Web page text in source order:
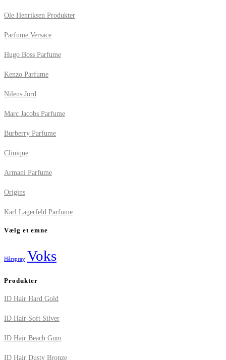
Ole Henriksen Produkter
Parfume Versace
Hugo Boss Parfume
Kenzo Parfume
Nilens Jord
Marc Jacobs Parfume
Burberry Parfume
Clinique
Armani Parfume
Origins
Karl Lagerfeld Parfume
Vælg et emne
Hårspray Voks
Produkter
ID Hair Hard Gold
ID Hair Soft Silver
ID Hair Beach Gum
ID Hair Dusty Bronze